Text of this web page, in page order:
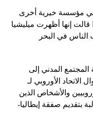
مؤسسة خيرية أخرى
قالت إنها أظهرت ميليشيا
الناس في البحر
المجتمع المدني إلى
الاتحاد الأوروبي لـ
والأشخاص الذين
بتقديم صفقة إيطاليا-